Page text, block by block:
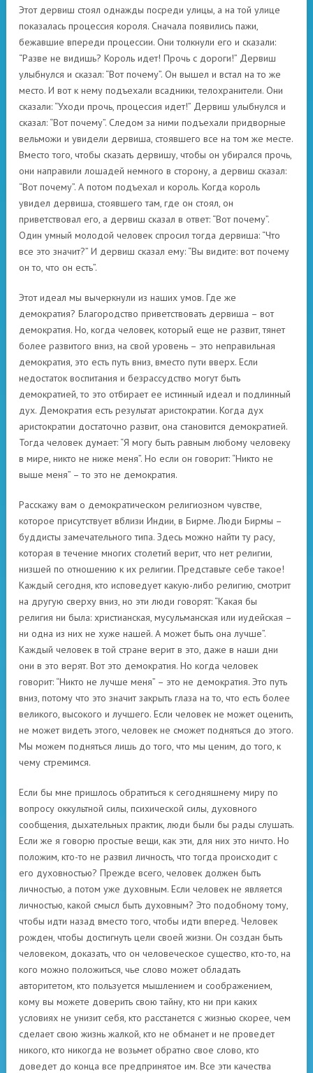
Этот дервиш стоял однажды посреди улицы, а на той улице
показалась процессия короля. Сначала появились пажи,
бежавшие впереди процессии. Они толкнули его и сказали:
“Разве не видишь? Король идет! Прочь с дороги!” Дервиш
улыбнулся и сказал: “Вот почему”. Он вышел и встал на то же
место. И вот к нему подъехали всадники, телохранители. Они
сказали: “Уходи прочь, процессия идет!” Дервиш улыбнулся и
сказал: “Вот почему”. Следом за ними подъехали придворные
вельможи и увидели дервиша, стоявшего все на том же месте.
Вместо того, чтобы сказать дервишу, чтобы он убирался прочь,
они направили лошадей немного в сторону, а дервиш сказал:
“Вот почему”. А потом подъехал и король. Когда король
увидел дервиша, стоявшего там, где он стоял, он
приветствовал его, а дервиш сказал в ответ: “Вот почему”.
Один умный молодой человек спросил тогда дервиша: “Что
все это значит?” И дервиш сказал ему: “Вы видите: вот почему
он то, что он есть”.
Этот идеал мы вычеркнули из наших умов. Где же
демократия? Благородство приветствовать дервиша – вот
демократия. Но, когда человек, который еще не развит, тянет
более развитого вниз, на свой уровень – это неправильная
демократия, это есть путь вниз, вместо пути вверх. Если
недостаток воспитания и безрассудство могут быть
демократией, то это отбирает ее истинный идеал и подлинный
дух. Демократия есть результат аристократии. Когда дух
аристократии достаточно развит, она становится демократией.
Тогда человек думает: “Я могу быть равным любому человеку
в мире, никто не ниже меня”. Но если он говорит: “Никто не
выше меня” – то это не демократия.
Расскажу вам о демократическом религиозном чувстве,
которое присутствует вблизи Индии, в Бирме. Люди Бирмы –
буддисты замечательного типа. Здесь можно найти ту расу,
которая в течение многих столетий верит, что нет религии,
низшей по отношению к их религии. Представьте себе такое!
Каждый сегодня, кто исповедует какую-либо религию, смотрит
на другую сверху вниз, но эти люди говорят: “Какая бы
религия ни была: христианская, мусульманская или иудейская –
ни одна из них не хуже нашей. А может быть она лучше”.
Каждый человек в той стране верит в это, даже в наши дни
они в это верят. Вот это демократия. Но когда человек
говорит: “Никто не лучше меня” – это не демократия. Это путь
вниз, потому что это значит закрыть глаза на то, что есть более
великого, высокого и лучшего. Если человек не может оценить,
не может видеть этого, человек не сможет подняться до этого.
Мы можем подняться лишь до того, что мы ценим, до того, к
чему стремимся.
Если бы мне пришлось обратиться к сегодняшнему миру по
вопросу оккультной силы, психической силы, духовного
сообщения, дыхательных практик, люди были бы рады слушать.
Если же я говорю простые вещи, как эти, для них это ничто. Но
положим, кто-то не развил личность, что тогда происходит с
его духовностью? Прежде всего, человек должен быть
личностью, а потом уже духовным. Если человек не является
личностью, какой смысл быть духовным? Это подобному тому,
чтобы идти назад вместо того, чтобы идти вперед. Человек
рожден, чтобы достигнуть цели своей жизни. Он создан быть
человеком, доказать, что он человеческое существо, кто-то, на
кого можно положиться, чье слово может обладать
авторитетом, кто пользуется мышлением и соображением,
кому вы можете доверить свою тайну, кто ни при каких
условиях не унизит себя, кто расстанется с жизнью скорее, чем
сделает свою жизнь жалкой, кто не обманет и не проведет
никого, кто никогда не возьмет обратно свое слово, кто
доведет до конца все предпринятое им. Все эти качества